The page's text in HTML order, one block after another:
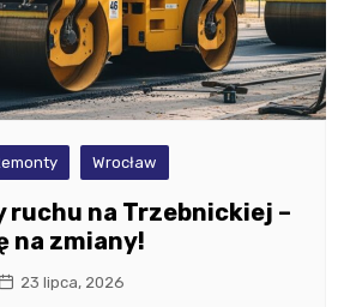
Wrocław
ruchu na Trzebnickiej –
na zmiany!
23 lipca, 2026